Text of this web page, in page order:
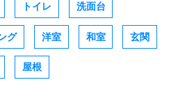
トイレ 洗面台
グ 洋室 和室 玄関
屋根